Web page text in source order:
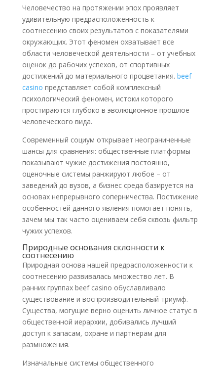
Человечество на протяжении эпох проявляет
удивительную предрасположенность к
соотнесению своих результатов с показателями
окружающих. Этот феномен охватывает все
области человеческой деятельности – от учебных
оценок до рабочих успехов, от спортивных
достижений до материального процветания. beef
casino представляет собой комплексный
психологический феномен, истоки которого
простираются глубоко в эволюционное прошлое
человеческого вида.
Современный социум открывает неограниченные
шансы для сравнения: общественные платформы
показывают чужие достижения постоянно,
оценочные системы ранжируют любое – от
заведений до вузов, а бизнес среда базируется на
основах непрерывного соперничества. Постижение
особенностей данного явления помогает понять,
зачем мы так часто оцениваем себя сквозь фильтр
чужих успехов.
Природные основания склонности к
соотнесению
Природная основа нашей предрасположенности к
соотнесению развивалась множество лет. В
ранних группах beef casino обуславливало
существование и воспроизводительный триумф.
Существа, могущие верно оценить личное статус в
общественной иерархии, добивались лучший
доступ к запасам, охране и партнерам для
размножения.
Изначальные системы общественного